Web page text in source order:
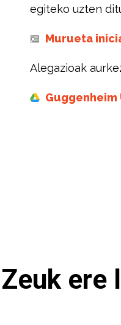
egiteko uzten
Murueta
Alegazioak
Zeuk ere